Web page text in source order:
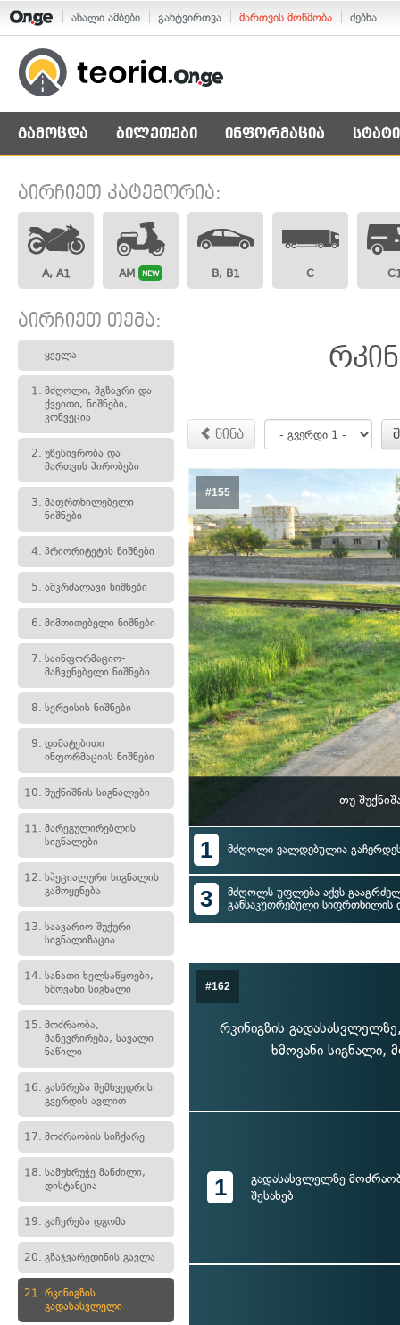
ახალი ამბები განტვირთვა მართვის მოწმობა ძებნა
გამოცდა ბილეთები ინფორმაცია
აირჩიეთ კატეგორია:
A, A1 AM NEW B, B1 C
აირჩიეთ თემა:
ყველა
1. მძღოლი, მგზავრი და
ქვეითი, ნიშნები,
კონვეცია
2. უწესივრობა და
მართვის პირობები
3. მაფრთხილებელი
ნიშნები
4. პრიორიტეტის ნიშნები
5. ამკრძალავი ნიშნები
6. მიმთითებელი ნიშნები
7. საინფორმაციო-
მაჩვენებელი ნიშნები
8. სერვისის ნიშნები
9. დამატებითი
ინფორმაციის ნიშნები
10. შუქნიშნის სიგნალები
11. მარეგულირებლის
სიგნალები
12. სპეციალური სიგნალის
გამოყენება
13. საავარიო შუქური
სიგნალიზაცია
14. სანათი ხელსაწყოები,
ხმოვანი სიგნალი
15. მოძრაობა,
მანევრირება, სავალი
ნაწილი
16. გასწრება შემხვედრის
გვერდის ავლით
17. მოძრაობის სიჩქარე
18. სამუხრუჭე მანძილი,
დისტანცია
19. გაჩერება დგომა
20. გზაჯვარედინის გავლა
21. რკინიგზის
გადასასვლელი
წინა
#155
თუ
1 მძღოლი ვალდებულია გაჩერდეს
3
მძღოლს უფლება აქვს
განსაკუთრებული სიფრთხილის
#162
რკინიგზის
ხმოვანი სიგნალი,
1
გადასასვლელზე
შესახებ